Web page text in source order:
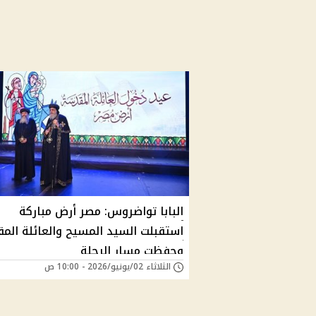
البابا تواضروس: مصر أرض مباركة
استقبلت السيد المسيح والعائلة
وحفظت مسار الرحلة
الثلاثاء 02/يونيو/2026 - 10:00 ص